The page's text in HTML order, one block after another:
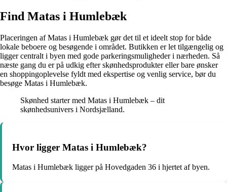
Find Matas i Humlebæk
Placeringen af Matas i Humlebæk gør det til et ideelt stop for både
lokale beboere og besøgende i området. Butikken er let tilgængelig og
ligger centralt i byen med gode parkeringsmuligheder i nærheden. Så
næste gang du er på udkig efter skønhedsprodukter eller bare ønsker
en shoppingoplevelse fyldt med ekspertise og venlig service, bør du
besøge Matas i Humlebæk.
Skønhed starter med Matas i Humlebæk – dit
skønhedsunivers i Nordsjælland.
Hvor ligger Matas i Humlebæk?
Matas i Humlebæk ligger på Hovedgaden 36 i hjertet af byen.